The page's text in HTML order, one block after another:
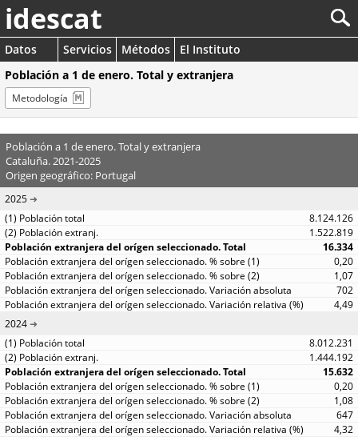
idescat
Datos Servicios Métodos
El Instituto
Población a 1 de enero. Total y extranjera
Metodología
Población a 1 de enero. Total y extranjera
Cataluña. 2021-2025
Origen geográfico: Portugal
2025
8.124.126
1.522.819
16.334
0,20
1,07
702
4,49
2024
8.012.231
1.444.192
15.632
0,20
1,08
647
4,32